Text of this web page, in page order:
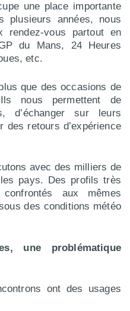
une place importante
plusieurs années, nous
rendez-vous partout en
du Mans, 24 Heures
etc.
que des occasions de
nous permettent de
d’échanger sur leurs
retours d’expérience
avec des milliers de
pays. Des profils très
aux mêmes
des conditions météo
une problématique
ont des usages